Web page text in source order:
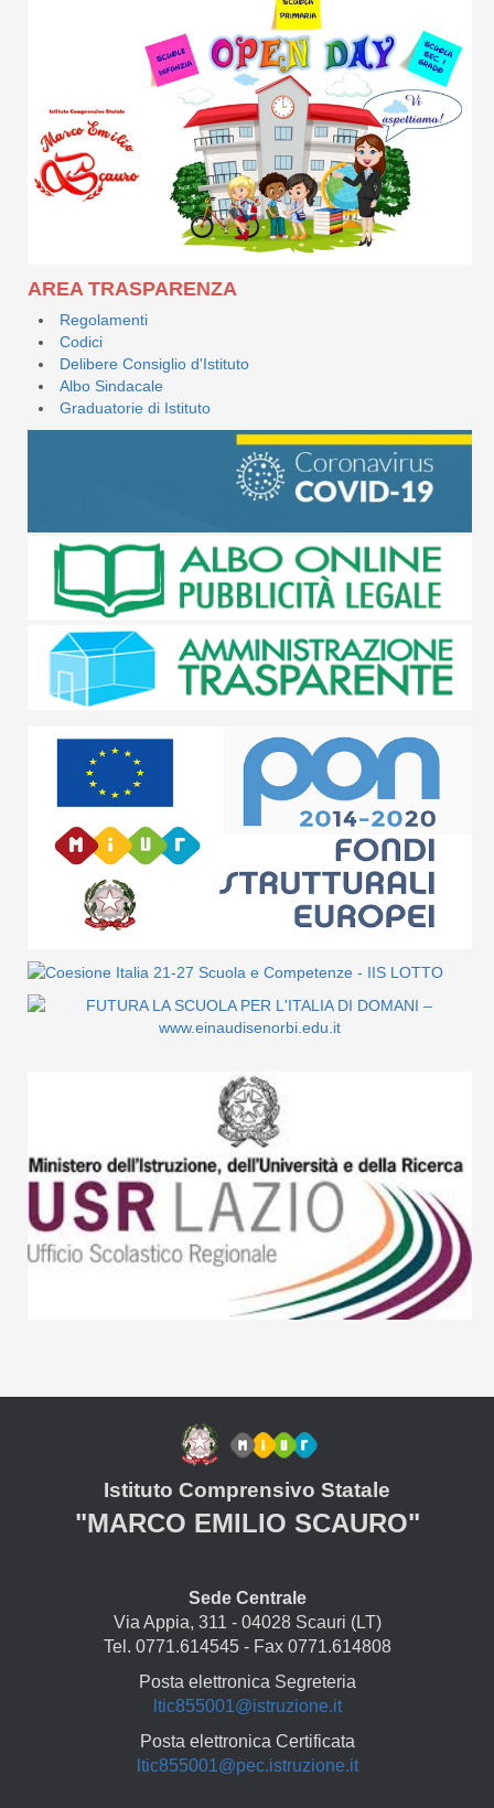
AREA TRASPARENZA
Regolamenti
Codici
Delibere Consiglio d'Istituto
Albo Sindacale
Graduatorie di Istituto
Istituto Comprensivo Statale
"MARCO EMILIO SCAURO"
Sede Centrale
Via Appia, 311 - 04028 Scauri (LT)
Tel. 0771.614545 - Fax 0771.614808
Posta elettronica Segreteria
ltic855001@istruzione.it
Posta elettronica Certificata
ltic855001@pec.istruzione.it